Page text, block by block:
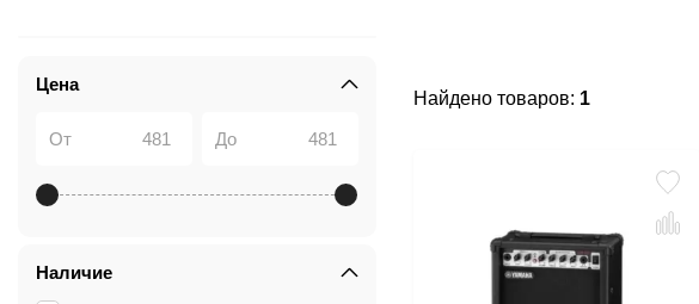
Цена
От До
Наличие
Найдено товаров: 1